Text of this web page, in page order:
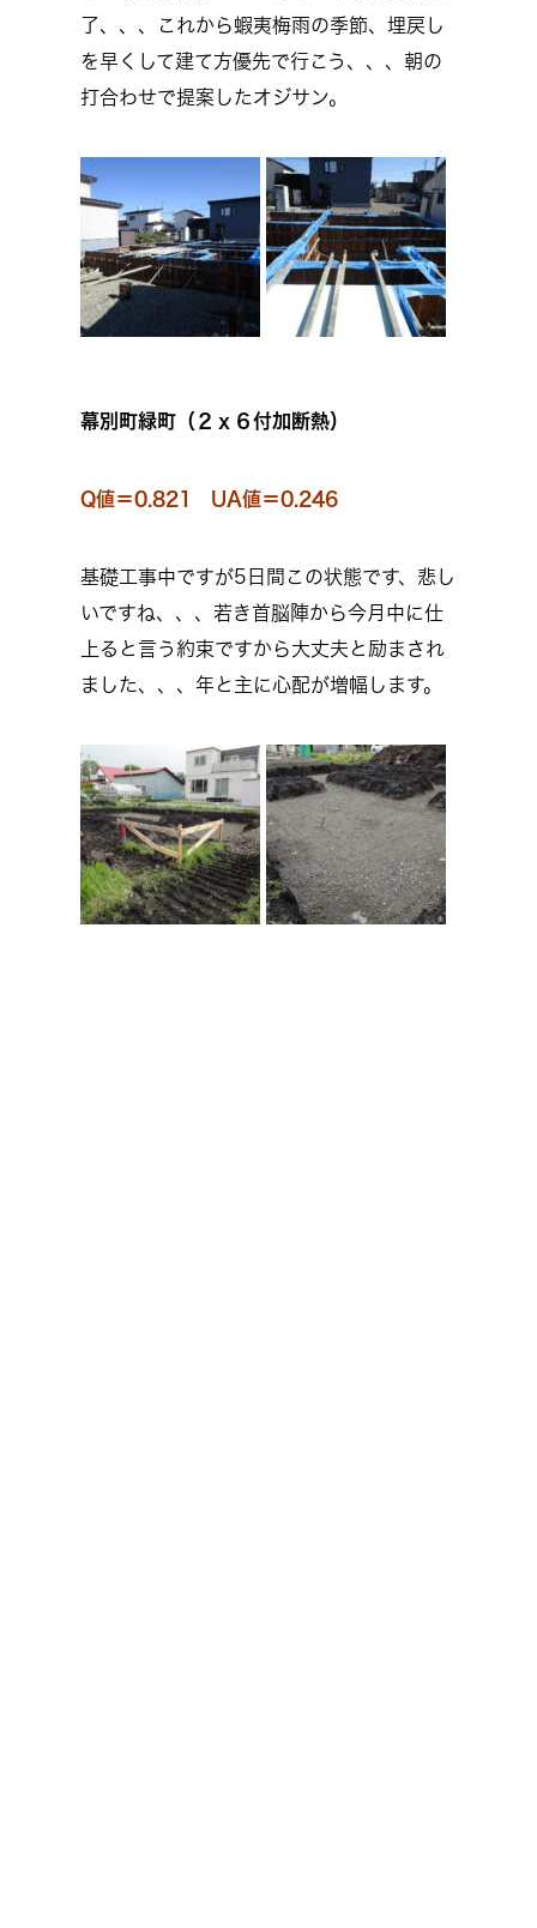
了、、、これから蝦夷梅雨の季節、埋戻し
を早くして建て方優先で行こう、、、朝の
打合わせで提案したオジサン。
幕別町緑町（２ｘ６付加断熱）
Q値＝0.821 UA値＝0.246
基礎工事中ですが5日間この状態です、悲し
いですね、、、若き首脳陣から今月中に仕
上ると言う約束ですから大丈夫と励まされ
ました、、、年と主に心配が増幅します。